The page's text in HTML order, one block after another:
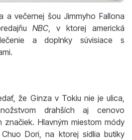
a večernej šou Jimmyho Fallona
NBC, v ktorej americká
a doplnky súvisiace s
že Ginza v Tokiu nie je ulica,
drahších aj cenovo
značiek. Hlavným miestom módy
Dori, na ktorej sídlia butiky